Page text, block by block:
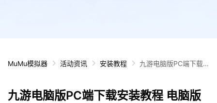
MuMu模拟器 活动资讯 安装教程
九游电脑版PC端下载
九游电脑版PC端下载安装教程 电脑版